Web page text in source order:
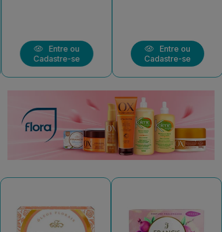
Entre ou
Cadastre-se
Entre ou
Cadastre-se